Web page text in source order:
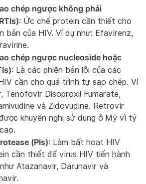
chép ngược không phải
: Ức chế protein cần thiết cho
bản của HIV. Ví dụ như: Efavirenz,
chép ngược nucleoside hoặc
: Là các phiên bản lỗi của các
cần cho quá trình tự sao chép. Ví
Tenofovir Disoproxil Fumarate,
và Zidovudine. Retrovir
khuyến nghị sử dụng ở Mỹ vì tỷ
(PIs): Làm bất hoạt HIV
cần thiết để virus HIV tiến hành
Atazanavir, Darunavir và